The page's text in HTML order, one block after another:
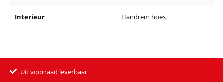
Interieur Handrem hoes
Uit voorraad leverbaar